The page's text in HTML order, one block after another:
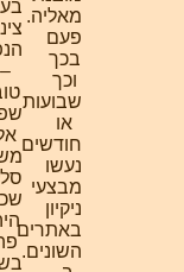
מאליה.
שבועות
חודשים
נעשו
מבצעי
ניקיון
באתרים
השונים.
בעניין
צינור
הנפט
טוב
שפנינו
אל
משה
סלע,
שכבר
היה
פה
בשבת